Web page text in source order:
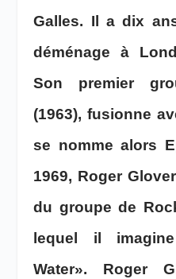
Galles. Il a dix
déménage à
Son premier
(1963), fusionne
se nomme alors
1969, Roger
du groupe de
lequel il
Water». Roger